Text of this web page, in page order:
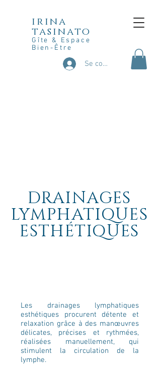
irina
tasinato
Gîte & Espace
Bien-Être
Se connecter
DRAINAGES
LYMPHATIQUES
ESTHÉTIQUES
Les drainages lymphatiques
esthétiques procurent détente et
relaxation grâce à des manœuvres
délicates, précises et rythmées,
réalisées manuellement, qui
stimulent la circulation de la
lymphe.